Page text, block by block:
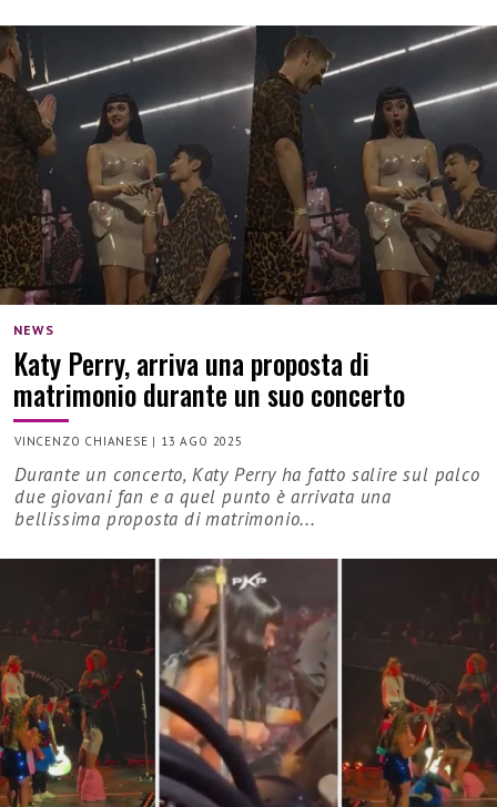
NEWS
Katy Perry, arriva una proposta di
matrimonio durante un suo concerto
VINCENZO CHIANESE | 13 AGO 2025
Durante un concerto, Katy Perry ha fatto salire sul palco
due giovani fan e a quel punto è arrivata una
bellissima proposta di matrimonio...